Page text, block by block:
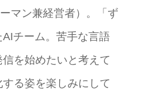
マン兼経営者）。「ず
チーム。苦手な言語
を始めたいと考えて
る姿を楽しみにして